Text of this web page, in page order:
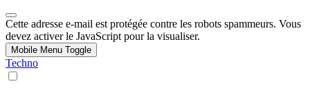
Cette adresse e-mail est protégée contre les robots spammeurs. Vous
devez activer le JavaScript pour la visualiser.
Mobile Menu Toggle
Techno